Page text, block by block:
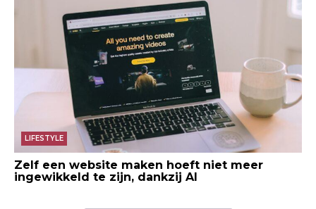
LIFESTYLE
Zelf een website maken hoeft niet meer
ingewikkeld te zijn, dankzij AI